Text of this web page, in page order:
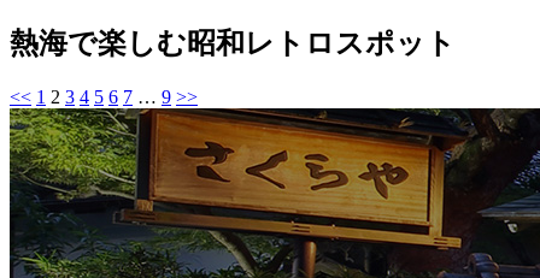
熱海で楽しむ昭和レトロスポット
<< 1 2 3 4 5 6 7 … 9 >>